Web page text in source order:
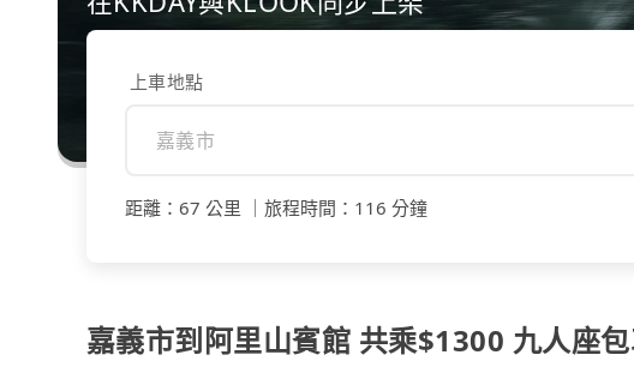
上車地點
距離 ： 67 公里 旅程時間 ： 116 分鐘
嘉義市到阿里山賓館 共乘$1300 九人座